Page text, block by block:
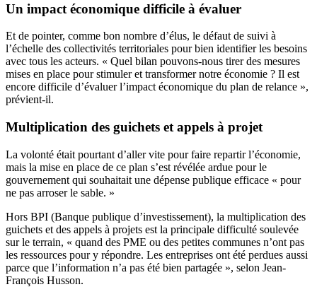
Un impact économique difficile à évaluer
Et de pointer, comme bon nombre d’élus, le défaut de suivi à
l’échelle des collectivités territoriales pour bien identifier les besoins
avec tous les acteurs. « Quel bilan pouvons-nous tirer des mesures
mises en place pour stimuler et transformer notre économie ? Il est
encore difficile d’évaluer l’impact économique du plan de relance »,
prévient-il.
Multiplication des guichets et appels à projet
La volonté était pourtant d’aller vite pour faire repartir l’économie,
mais la mise en place de ce plan s’est révélée ardue pour le
gouvernement qui souhaitait une dépense publique efficace « pour
ne pas arroser le sable. »
Hors BPI (Banque publique d’investissement), la multiplication des
guichets et des appels à projets est la principale difficulté soulevée
sur le terrain, « quand des PME ou des petites communes n’ont pas
les ressources pour y répondre. Les entreprises ont été perdues aussi
parce que l’information n’a pas été bien partagée », selon Jean-
François Husson.